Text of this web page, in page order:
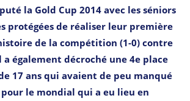
la Gold Cup 2014 avec les séniors
protégées de réaliser leur première
de la compétition (1-0) contre
a également décroché une 4e place
17 ans qui avaient de peu manqué
le mondial qui a eu lieu en